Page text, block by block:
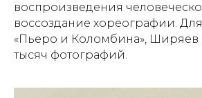
воспроизведения
воссоздание хореографии.
«Пьеро и Коломбина», Ширяев
тысяч фотографий.